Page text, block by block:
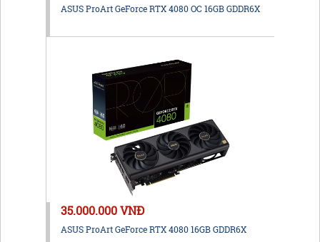
ASUS ProArt GeForce RTX 4080 OC 16GB GDDR6X
35.000.000 VNĐ
ASUS ProArt GeForce RTX 4080 16GB GDDR6X